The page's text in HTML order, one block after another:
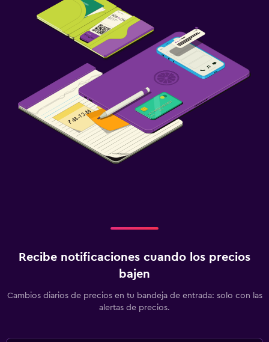
Recibe notificaciones cuando los precios
bajen
Cambios diarios de precios en tu bandeja de entrada: solo con las
alertas de precios.